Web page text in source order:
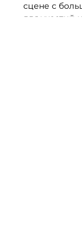
сцене с
для участий